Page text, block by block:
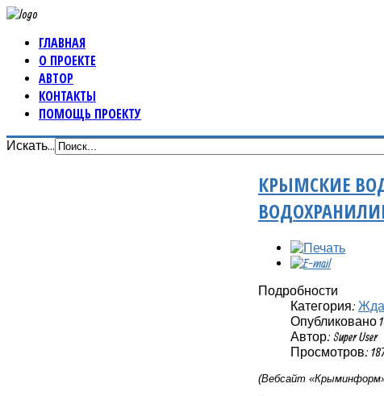
ГЛАВНАЯ
О ПРОЕКТЕ
АВТОР
КОНТАКТЫ
ПОМОЩЬ ПРОЕКТУ
Искать...
КРЫМСКИЕ
Подробности
Категория:
Опубликовано
Автор: Super User
Просмотров:
(Вебсайт